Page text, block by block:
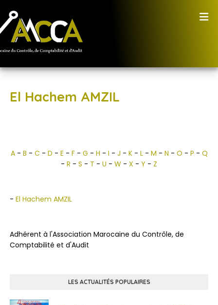
El Hachem AMZIL
A- B - C - D - E - F- G - H - I - J - K- L- M - N - O - P - Q
- R - S - T - U - W - X - Y - Z
- El Hachem AMZIL
Adhérent à l'Association Marocaine du Contrôle, de
Comptabilité et d'Audit
LES ACTUALITÉS POPULAIRES